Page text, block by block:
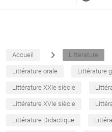
Accueil navigate_next Littérature
Littérature orale Littérature
Littérature XXIe siècle
Littérature XVIe siècle
Littérature Didactique